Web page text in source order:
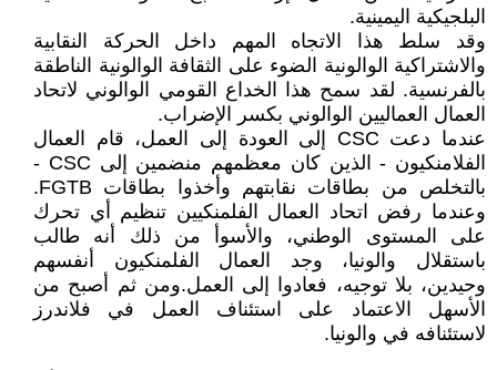
البلجيكية اليمينية.
وقد سلط هذا الاتجاه المهم داخل الحركة النقابية
والاشتراكية الوالونية الضوء على الثقافة الوالونية الناطقة
بالفرنسية. لقد سمح هذا الخداع القومي الوالوني لاتحاد
العمال العماليين الوالوني بكسر الإضراب.
عندما دعت CSC إلى العودة إلى العمل، قام العمال
الفلامنكيون - الذين كان معظمهم منضمين إلى CSC -
بالتخلص من بطاقات نقابتهم وأخذوا بطاقات FGTB.
وعندما رفض اتحاد العمال الفلمنكيين تنظيم أي تحرك
على المستوى الوطني، والأسوأ من ذلك أنه طالب
باستقلال والونيا، وجد العمال الفلمنكيون أنفسهم
وحيدين، بلا توجيه، فعادوا إلى العمل.ومن ثم أصبح من
الأسهل الاعتماد على استئناف العمل في فلاندرز
لاستئنافه في والونيا.